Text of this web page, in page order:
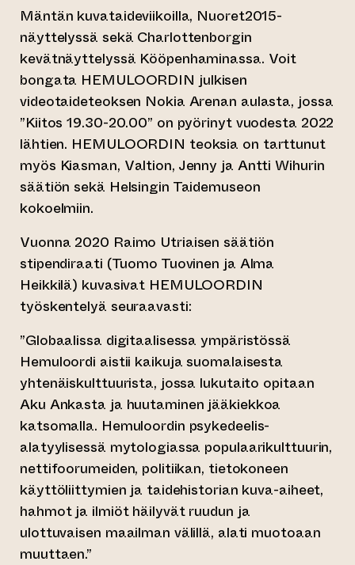
Mäntän kuvataideviikoilla, Nuoret2015-
näyttelyssä sekä Charlottenborgin
kevätnäyttelyssä Kööpenhaminassa. Voit
bongata HEMULOORDIN julkisen
videotaideteoksen Nokia Arenan aulasta, jossa
”Kiitos 19.30-20.00” on pyörinyt vuodesta 2022
lähtien. HEMULOORDIN teoksia on tarttunut
myös Kiasman, Valtion, Jenny ja Antti Wihurin
säätiön sekä Helsingin Taidemuseon
kokoelmiin.
Vuonna 2020 Raimo Utriaisen säätiön
stipendiraati (Tuomo Tuovinen ja Alma
Heikkilä) kuvasivat HEMULOORDIN
työskentelyä seuraavasti:
”Globaalissa digitaalisessa ympäristössä
Hemuloordi aistii kaikuja suomalaisesta
yhtenäiskulttuurista, jossa lukutaito opitaan
Aku Ankasta ja huutaminen jääkiekkoa
katsomalla. Hemuloordin psykedeelis-
alatyylisessä mytologiassa populaarikulttuurin,
nettifoorumeiden, politiikan, tietokoneen
käyttöliittymien ja taidehistorian kuva-aiheet,
hahmot ja ilmiöt häilyvät ruudun ja
ulottuvaisen maailman välillä, alati muotoaan
muuttaen.”